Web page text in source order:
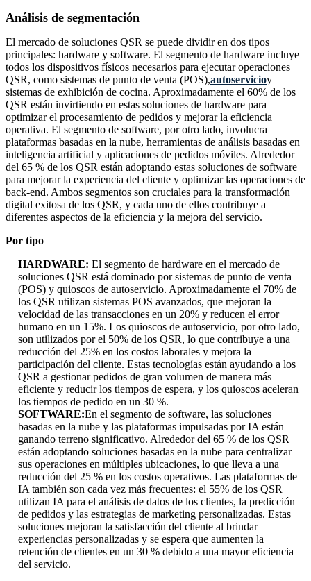
Análisis de segmentación
El mercado de soluciones QSR se puede dividir en dos tipos
principales: hardware y software. El segmento de hardware incluye
todos los dispositivos físicos necesarios para ejecutar operaciones
QSR, como sistemas de punto de venta (POS),autoservicioy
sistemas de exhibición de cocina. Aproximadamente el 60% de los
QSR están invirtiendo en estas soluciones de hardware para
optimizar el procesamiento de pedidos y mejorar la eficiencia
operativa. El segmento de software, por otro lado, involucra
plataformas basadas en la nube, herramientas de análisis basadas en
inteligencia artificial y aplicaciones de pedidos móviles. Alrededor
del 65 % de los QSR están adoptando estas soluciones de software
para mejorar la experiencia del cliente y optimizar las operaciones de
back-end. Ambos segmentos son cruciales para la transformación
digital exitosa de los QSR, y cada uno de ellos contribuye a
diferentes aspectos de la eficiencia y la mejora del servicio.
Por tipo
HARDWARE: El segmento de hardware en el mercado de
soluciones QSR está dominado por sistemas de punto de venta
(POS) y quioscos de autoservicio. Aproximadamente el 70% de
los QSR utilizan sistemas POS avanzados, que mejoran la
velocidad de las transacciones en un 20% y reducen el error
humano en un 15%. Los quioscos de autoservicio, por otro lado,
son utilizados por el 50% de los QSR, lo que contribuye a una
reducción del 25% en los costos laborales y mejora la
participación del cliente. Estas tecnologías están ayudando a los
QSR a gestionar pedidos de gran volumen de manera más
eficiente y reducir los tiempos de espera, y los quioscos aceleran
los tiempos de pedido en un 30 %.
SOFTWARE:En el segmento de software, las soluciones
basadas en la nube y las plataformas impulsadas por IA están
ganando terreno significativo. Alrededor del 65 % de los QSR
están adoptando soluciones basadas en la nube para centralizar
sus operaciones en múltiples ubicaciones, lo que lleva a una
reducción del 25 % en los costos operativos. Las plataformas de
IA también son cada vez más frecuentes: el 55% de los QSR
utilizan IA para el análisis de datos de los clientes, la predicción
de pedidos y las estrategias de marketing personalizadas. Estas
soluciones mejoran la satisfacción del cliente al brindar
experiencias personalizadas y se espera que aumenten la
retención de clientes en un 30 % debido a una mayor eficiencia
del servicio.